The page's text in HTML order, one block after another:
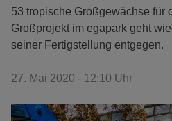
53 tropische Großgewächse für
Großprojekt im egapark geht
seiner Fertigstellung entgegen.
27. Mai 2020 - 12:10 Uhr